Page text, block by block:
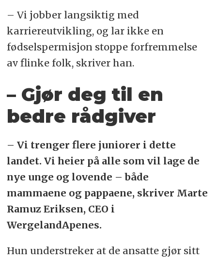
– Vi jobber langsiktig med
karriereutvikling, og lar ikke en
fødselspermisjon stoppe forfremmelse
av flinke folk, skriver han.
– Gjør deg til en
bedre rådgiver
– Vi trenger flere juniorer i dette
landet. Vi heier på alle som vil lage de
nye unge og lovende – både
mammaene og pappaene, skriver Marte
Ramuz Eriksen, CEO i
WergelandApenes.
Hun understreker at de ansatte gjør sitt